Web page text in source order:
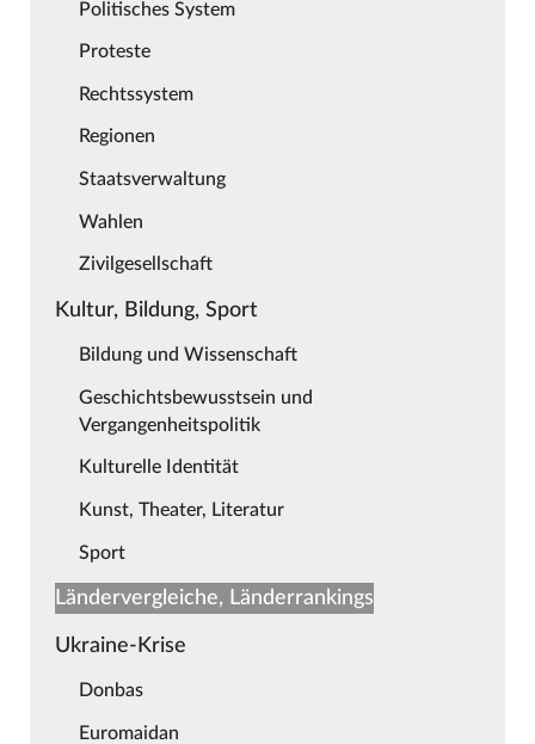
Politisches System
Proteste
Rechtssystem
Regionen
Staatsverwaltung
Wahlen
Zivilgesellschaft
Kultur, Bildung, Sport
Bildung und Wissenschaft
Geschichtsbewusstsein und
Vergangenheitspolitik
Kulturelle Identität
Kunst, Theater, Literatur
Sport
Ländervergleiche, Länderrankings
Ukraine-Krise
Donbas
Euromaidan